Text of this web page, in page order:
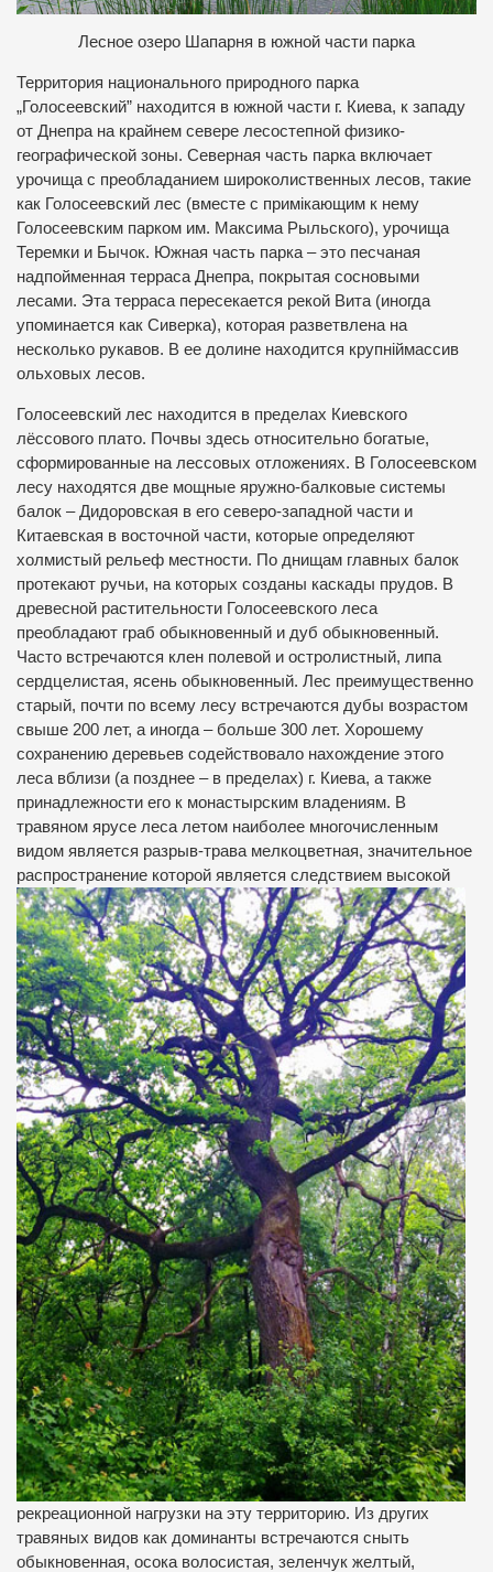
Лесное озеро Шапарня в южной части парка
Территория национального природного парка
„Голосеевский” находится в южной части г. Киева, к западу
от Днепра на крайнем севере лесостепной физико-
географической зоны. Северная часть парка включает
урочища с преобладанием широколиственных лесов, такие
как Голосеевский лес (вместе с примікающим к нему
Голосеевским парком им. Максима Рыльского), урочища
Теремки и Бычок. Южная часть парка – это песчаная
надпойменная терраса Днепра, покрытая сосновыми
лесами. Эта терраса пересекается рекой Вита (иногда
упоминается как Сиверка), которая разветвлена на
несколько рукавов. В ее долине находится крупніймассив
ольховых лесов.
Голосеевский лес находится в пределах Киевского
лёссового плато. Почвы здесь относительно богатые,
сформированные на лессовых отложениях. В Голосеевском
лесу находятся две мощные яружно-балковые системы
балок – Дидоровская в его северо-западной части и
Китаевская в восточной части, которые определяют
холмистый рельеф местности. По днищам главных балок
протекают ручьи, на которых созданы каскады прудов. В
древесной растительности Голосеевского леса
преобладают граб обыкновенный и дуб обыкновенный.
Часто встречаются клен полевой и остролистный, липа
сердцелистая, ясень обыкновенный. Лес преимущественно
старый, почти по всему лесу встречаются дубы возрастом
свыше 200 лет, а иногда – больше 300 лет. Хорошему
сохранению деревьев содействовало нахождение этого
леса вблизи (а позднее – в пределах) г. Киева, а также
принадлежности его к монастырским владениям. В
травяном ярусе леса летом наиболее многочисленным
видом является разрыв-трава мелкоцветная, значительное
распространение которой является следствием высокой
рекреационной нагрузки на эту территорию. Из других
травяных видов как доминанты встречаются сныть
обыкновенная, осока волосистая, зеленчук желтый,